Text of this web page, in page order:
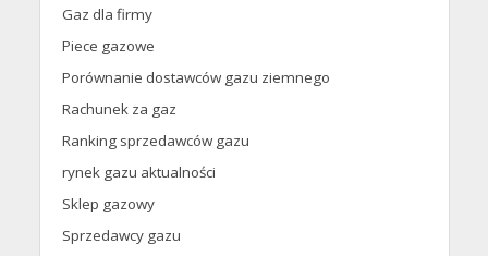
Gaz dla firmy
Piece gazowe
Porównanie dostawców gazu ziemnego
Rachunek za gaz
Ranking sprzedawców gazu
rynek gazu aktualności
Sklep gazowy
Sprzedawcy gazu